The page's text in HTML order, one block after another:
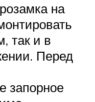
на
так и в
Перед
запорное